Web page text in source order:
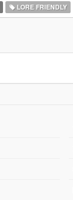
LORE FRIENDLY